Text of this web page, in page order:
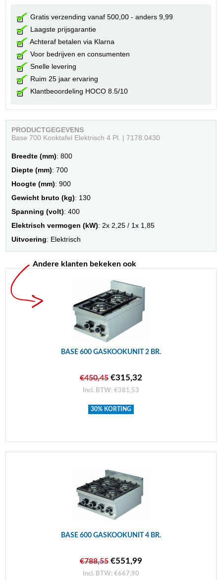
Gratis verzending vanaf 500,00 - anders 9,99
Laagste prijsgarantie
Achteraf betalen via Klarna
Voor bedrijven en consumenten
Snelle levering
Ruim 25 jaar ervaring
Klantbeoordeling HOCO 8.5/10
PRODUCTGEGEVENS
Base 700 Kooktafel Elektrisch 4 Pl. | 7178.0430
Breedte (mm): 800
Diepte (mm): 700
Hoogte (mm): 900
Gewicht bruto (kg): 130
Spanning (volt): 400
Elektrisch vermogen (kW): 2x 2,25 / 1x 1,85
Uitvoering: Elektrisch
Andere klanten bekeken ook
BASE 600 GASKOOKUNIT 2 BR.
€450,45 €315,32
Incl. BTW: €381,53
30% KORTING
BASE 600 GASKOOKUNIT 4 BR.
€788,55 €551,99
Incl. BTW: €667,90